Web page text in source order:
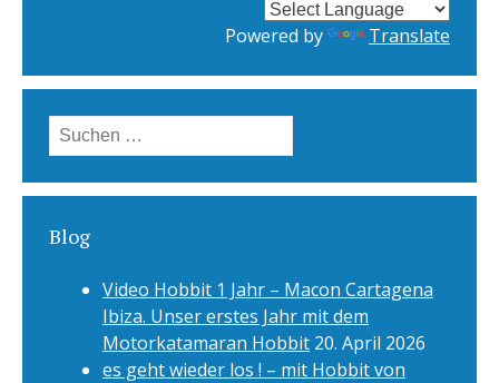
Powered by Translate
Suchen
nach:
Blog
Video Hobbit 1 Jahr – Macon Cartagena
Ibiza. Unser erstes Jahr mit dem
Motorkatamaran Hobbit 20. April 2026
es geht wieder los ! – mit Hobbit von